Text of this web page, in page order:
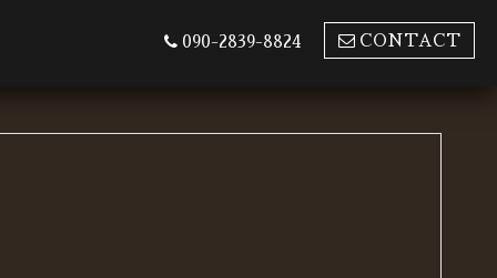
090-2839-8824 CONTACT